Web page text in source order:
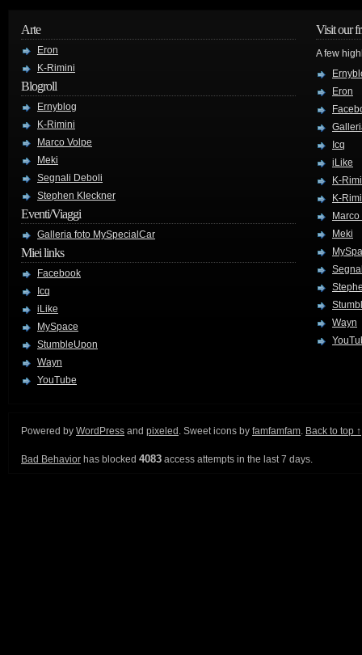
Arte
Eron
K-Rimini
Blogroll
Ernyblog
K-Rimini
Marco Volpe
Meki
Segnali Deboli
Stephen Kleckner
Eventi/Viaggi
Galleria foto MySpecialCar
Miei links
Facebook
Icq
iLike
MySpace
StumbleUpon
Wayn
YouTube
Visit our
A few
Eron
Icq
iLike
K-
K-
Meki
Wayn
Powered by WordPress and pixeled . Sweet icons by famfamfam. Back to top ↑
Bad Behavior has blocked 4083 access attempts in the last 7 days.